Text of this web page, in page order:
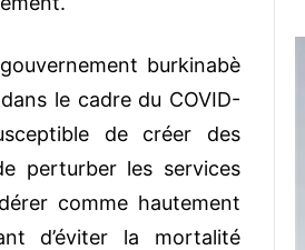
burkinabè
le cadre du COVID-
de créer des
perturber les services
comme hautement
d’éviter la mortalité